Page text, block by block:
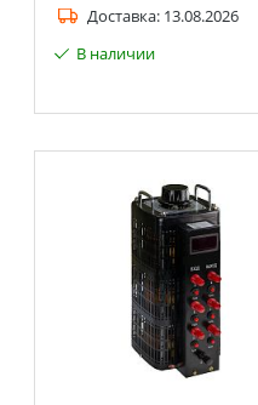
Доставка: 13.08.2026
В наличии